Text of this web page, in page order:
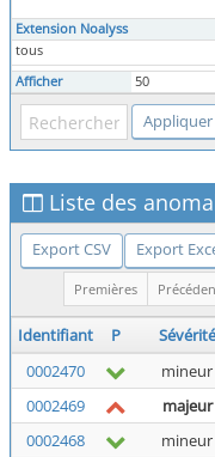
Extension Noalyss
tous
Afficher
50
Liste des
Export CSV Export
Premières
Identifiant P Sévérité
0002470
mineur
0002469
majeur
0002468
mineur